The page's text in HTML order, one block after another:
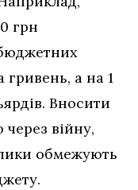
грн
гривень, а на 1
Вносити
війну,
обмежують